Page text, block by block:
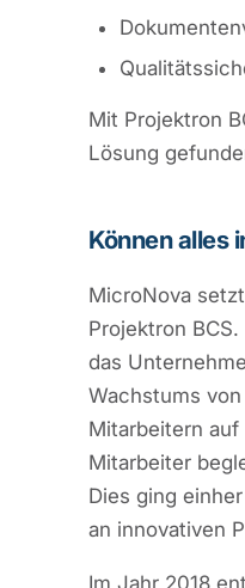
Mit Projektron
Lösung
Können alles
MicroNova
Projektron
das
Wachstums
Mitarbeitern
Mitarbeiter
Dies ging
an innovativen
Im Jahr 2018